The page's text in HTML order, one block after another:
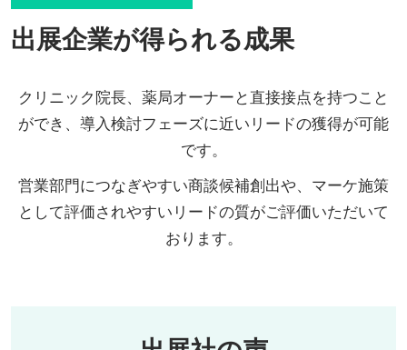
出展企業が得られる成果
クリニック院長、薬局オーナーと直接接点を持つこと
ができ、導入検討フェーズに近いリードの獲得が可能
です。
営業部門につなぎやすい商談候補創出や、マーケ施策
として評価されやすいリードの質がご評価いただいて
おります。